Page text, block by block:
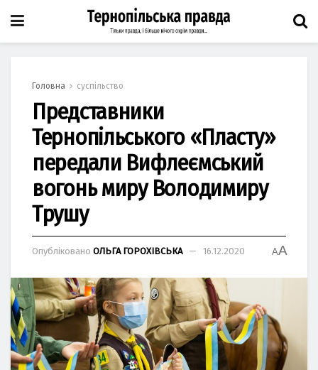
Головна суспільство
Представники
Тернопільського «Пласту»
передали Вифлеємський
вогонь миру Володимиру
Трушу
Опубліковано ОЛЬГА ГОРОХІВСЬКА 16.12.2020 AA